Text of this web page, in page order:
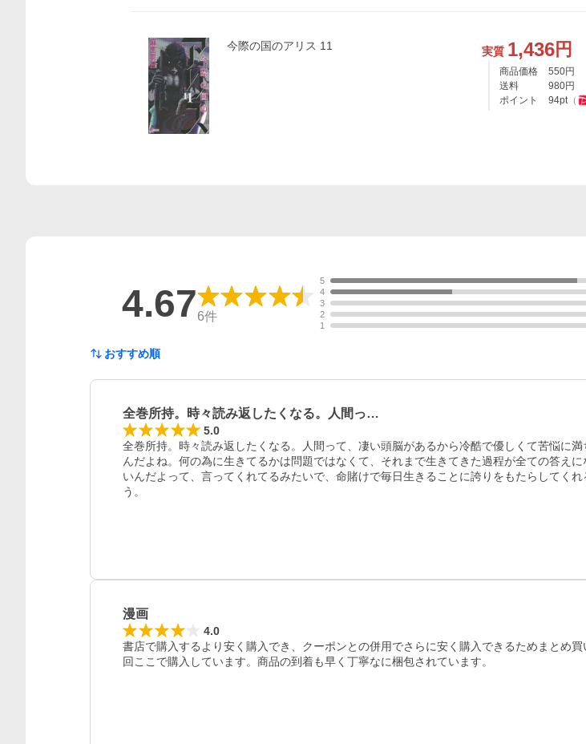
今際の国のアリス 11 実質 1,436円
商品価格 550円
送料
980円
ポイント
94pt（
4.676件
5
4
3
2
1
おすすめ順
全巻所持。時々読み返したくなる。人間っ…
5.0
全巻所持。時々読み返したくなる。人間って、凄い頭脳があるから冷酷で優しくて苦悩に満
んだよね。何の為に生きてるかは問題ではなくて、それまで生きてきた過程が全ての答え
いんだよって、言ってくれてるみたいで、命賭けで毎日生きることに誇りをもたらしてくれ
う。
漫画
4.0
書店で購入するより安く購入でき、クーポンとの併用でさらに安く購入できるためまとめ
回ここで購入しています。商品の到着も早く丁寧なに梱包されています。